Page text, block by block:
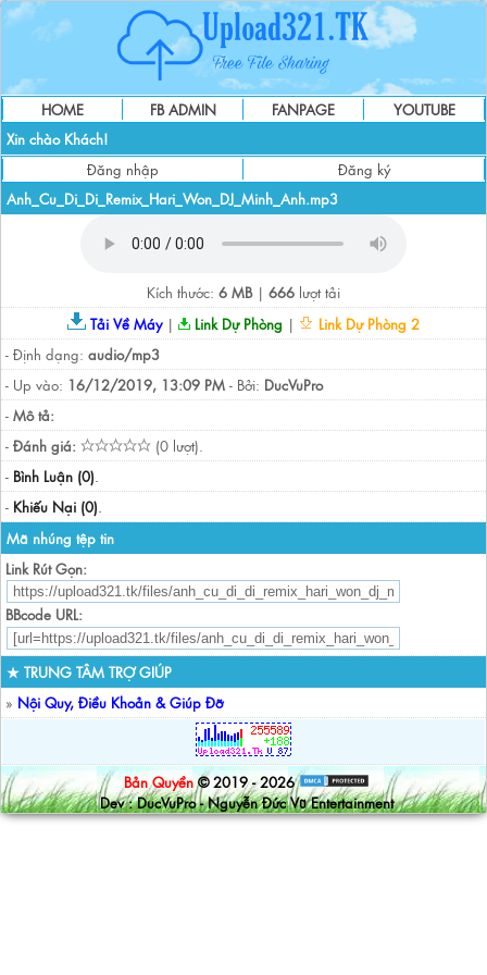
HOME FB ADMIN FANPAGE
YOUTUBE
Xin chào Khách!
Đăng nhập
Đăng ký
Anh_Cu_Di_Di_Remix_Hari_Won_DJ_Minh_Anh.mp3
Kích thước: 6 MB| 666 lượt tải
Tải Về Máy| Link Dự Phòng |
Link Dự Phòng 2
- Định dạng: audio/mp3
- Up vào: 16/12/2019, 13:09 PM - Bởi: DucVuPro
- Mô tả:
- Đánh giá:
(0 lượt).
- Bình Luận (0).
- Khiếu Nại (0).
Mã nhúng tệp tin
Link Rút Gọn:
BBcode URL:
★ TRUNG TÂM TRỢ GIÚP
» Nội Quy, Điều Khoản & Giúp Đỡ
Bản Quyền © 2019 - 2026
Dev : DucVuPro - Nguyễn Đức Vũ Entertainment